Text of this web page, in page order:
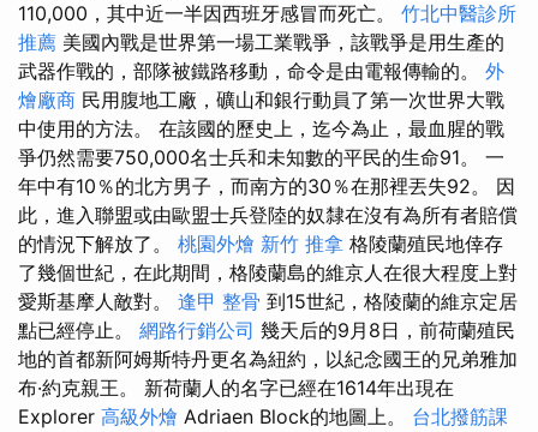
110,000，其中近一半因西班牙感冒而死亡。 竹北中醫診所
推薦 美國內戰是世界第一場工業戰爭，該戰爭是用生產的
武器作戰的，部隊被鐵路移動，命令是由電報傳輸的。 外
燴廠商 民用腹地工廠，礦山和銀行動員了第一次世界大戰
中使用的方法。 在該國的歷史上，迄今為止，最血腥的戰
爭仍然需要750,000名士兵和未知數的平民的生命91。 一
年中有10％的北方男子，而南方的30％在那裡丟失92。 因
此，進入聯盟或由歐盟士兵登陸的奴隸在沒有為所有者賠償
的情況下解放了。 桃園外燴 新竹 推拿 格陵蘭殖民地倖存
了幾個世紀，在此期間，格陵蘭島的維京人在很大程度上對
愛斯基摩人敵對。 逢甲 整骨 到15世紀，格陵蘭的維京定居
點已經停止。 網路行銷公司 幾天后的9月8日，前荷蘭殖民
地的首都新阿姆斯特丹更名為紐約，以紀念國王的兄弟雅加
布·約克親王。 新荷蘭人的名字已經在1614年出現在
Explorer 高級外燴 Adriaen Block的地圖上。 台北撥筋課